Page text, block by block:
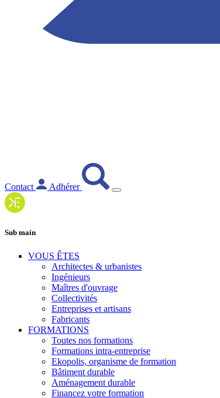
Contact Adhérer
Sub main
VOUS ÊTES
Architectes & urbanistes
Ingénieurs
Maîtres d'ouvrage
Collectivités
Entreprises et artisans
Fabricants
FORMATIONS
Toutes nos formations
Formations intra-entreprise
Ekopolis, organisme de formation
Bâtiment durable
Aménagement durable
Financez votre formation